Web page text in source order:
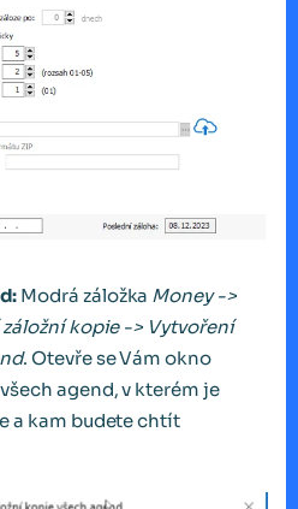
Modrá záložka Money ->
kopie -> Vytvoření
. Otevře se Vám okno
agend, v kterém je
a kam budete chtít